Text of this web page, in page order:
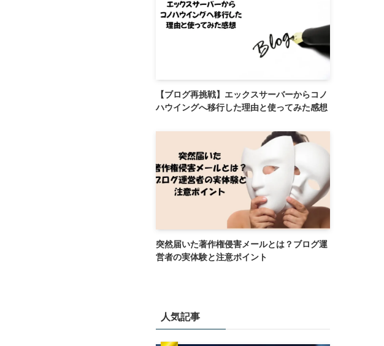
【ブログ再挑戦】エックスサーバーからコノ
ハウイングへ移行した理由と使ってみた感想
突然届いた著作権侵害メールとは？ブログ運
営者の実体験と注意ポイント
人気記事